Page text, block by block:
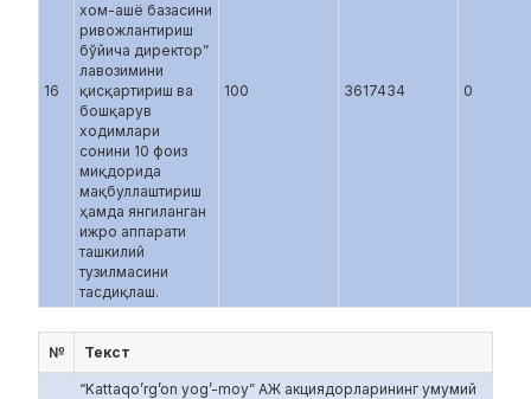
16
хом-ашё базасини
ривожлантириш
бўйича директор”
лавозимини
қисқартириш ва
бошқарув
ходимлари
сонини 10 фоиз
миқдорида
мақбуллаштириш
ҳамда янгиланган
ижро аппарати
ташкилий
тузилмасини
тасдиқлаш.
100 3617434 0
№ Текст
“Kattaqo’rg’on yog’-moy” АЖ акциядорларининг умумий